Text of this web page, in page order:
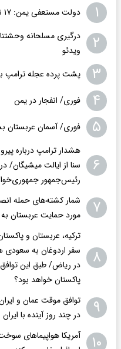
۱ دولت مستعفی یمن: ۱۷ نظامی در حمله حوثی‌ها کشته شدند
۲
درگیری مسلحانه
ویدئو
۳ پشت پرده عجله ترامپ
۴ فوری/ انفجار در یمن
۵ فوری/ آسمان عربستان
۶
هشدار ترامپ درباره
سنا از ایالت میشیگان/
رئیس‌جمهور
۷
شمار کشته‌های حمله
مورد حمایت عربستان به ۵۸ نفر رسید
۸
ترکیه، عربستان و
سفر اردوغان به
در ریاض/ طبق این
پاکستان خواهد بود؟
۹
توافق موقت عمان و
در چند روز آینده با
۱۰
آمریکا هواپیماهای